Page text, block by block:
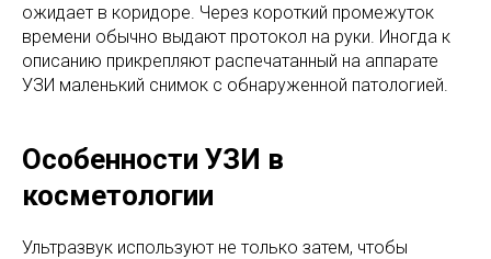
ожидает в коридоре. Через короткий промежуток
времени обычно выдают протокол на руки. Иногда к
описанию прикрепляют распечатанный на аппарате
УЗИ маленький снимок с обнаруженной патологией.
Особенности УЗИ в
косметологии
Ультразвук используют не только затем, чтобы